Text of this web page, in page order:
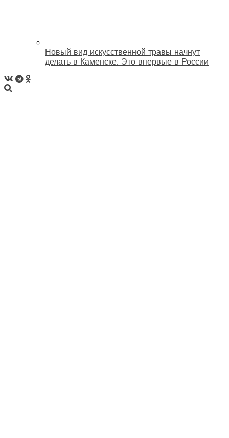
Новый вид искусственной травы начнут
делать в Каменске. Это впервые в России